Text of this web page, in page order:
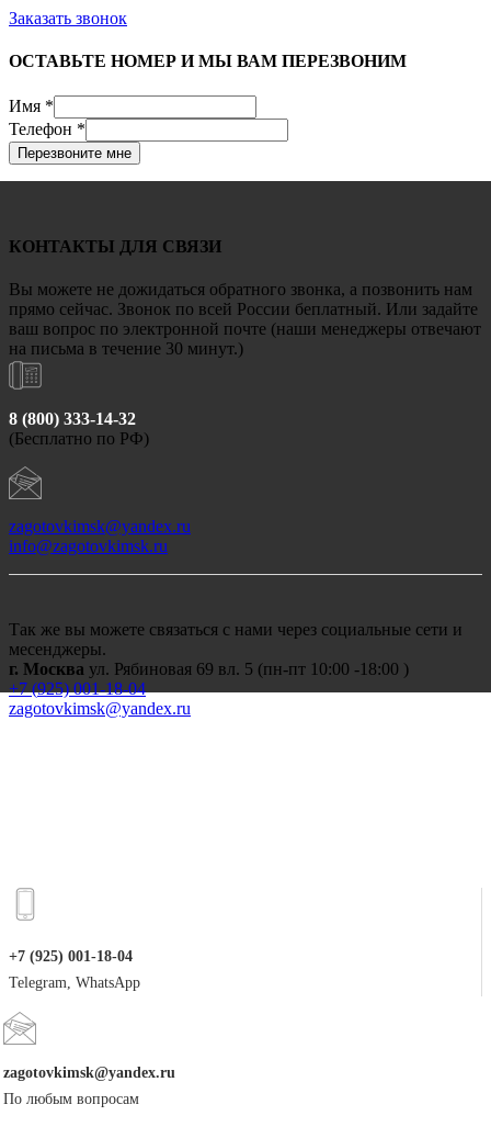
Заказать звонок
ОСТАВЬТЕ НОМЕР И МЫ ВАМ ПЕРЕЗВОНИМ
Имя *
Телефон *
Перезвоните мне
КОНТАКТЫ ДЛЯ СВЯЗИ
Вы можете не дожидаться обратного звонка, а позвонить нам
прямо сейчас. Звонок по всей России беплатный. Или задайте
ваш вопрос по электронной почте (наши менеджеры отвечают
на письма в течение 30 минут.)
8 (800) 333-14-32
(Бесплатно по РФ)
zagotovkimsk@yandex.ru
info@zagotovkimsk.ru
Так же вы можете связаться с нами через социальные сети и
месенджеры.
г. Москва ул. Рябиновая 69 вл. 5 (пн-пт 10:00 -18:00 )
+7 (925) 001-18-04
zagotovkimsk@yandex.ru
+7 (925) 001-18-04
Telegram, WhatsApp
zagotovkimsk@yandex.ru
По любым вопросам